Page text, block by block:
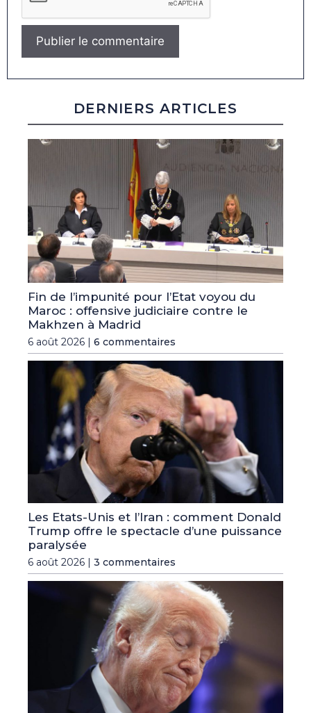
DERNIERS ARTICLES
Fin de l’impunité pour l’Etat voyou du
Maroc : offensive judiciaire contre le
Makhzen à Madrid
6 août 2026 | 6 commentaires
Les Etats-Unis et l’Iran : comment Donald
Trump offre le spectacle d’une puissance
paralysée
6 août 2026 | 3 commentaires